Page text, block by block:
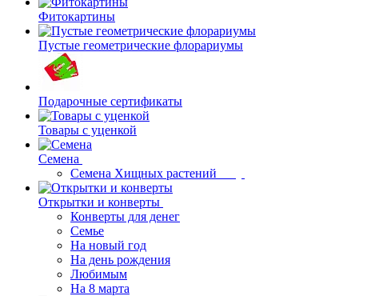
Фитокартины
Пустые геометрические флорариумы
Подарочные сертификаты
Товары с уценкой
Семена
Семена Хищных растений
Открытки и конверты
Конверты для денег
Семье
На новый год
На день рождения
Любимым
На 8 марта